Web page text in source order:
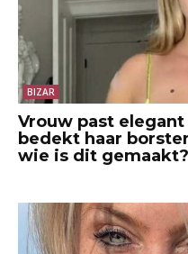
BIZAR
Vrouw past
bedekt haar
wie is dit